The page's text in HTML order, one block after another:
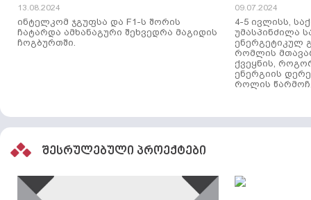
13.08.2024
ინტელკომ ჯგუფსა და F1-ს შორის
ჩატარდა ამხანაგური შეხვედრა მაგიდის
ჩოგბურთში.
09.07.2024
4-5 ივლისს,
უმასპინძილა
ენერგეტიკულ
რომლის
ქვეყნის,
ენერგიის
როლის
შესრულებული პროექტები